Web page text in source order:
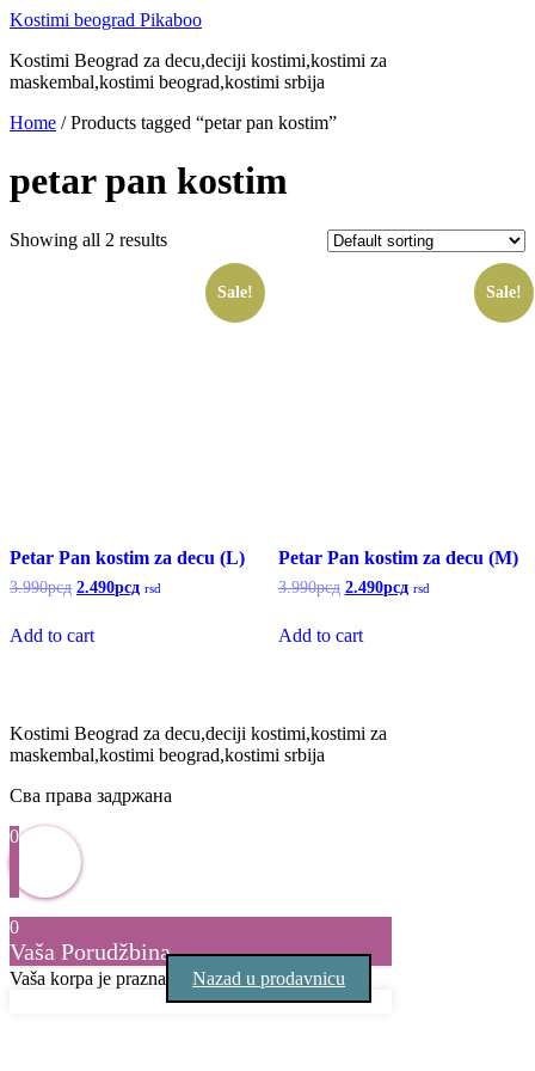
Скочите
садржај
Kostimi beograd Pikaboo
Kostimi Beograd za decu,deciji kostimi,kostimi za
maskembal,kostimi beograd,kostimi srbija
Home / Products tagged “petar pan kostim”
petar pan kostim
Showing all 2 results
Sale!
Petar Pan kostim za decu (L)
3.990рсд Original
3.990рсд.
2.490рсдCurrent
rsd
Add to cart
Sale!
Petar Pan kostim za decu (M)
3.990рсд Original
3.990рсд.
2.490рсдCurrent
rsd
Add to cart
Kostimi Beograd za decu,deciji kostimi,kostimi za
maskembal,kostimi beograd,kostimi srbija
Сва права задржана
0
0
Vaša Porudžbina
Vaša korpa je prazna Nazad u prodavnicu